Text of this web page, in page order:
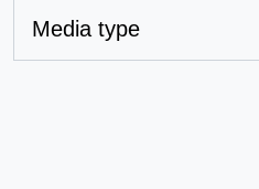
Media type